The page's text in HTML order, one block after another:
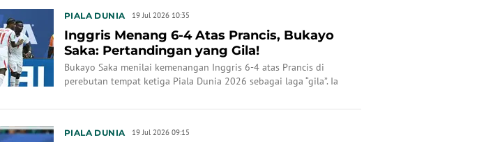
PIALA DUNIA 19 Jul 2026 10:35
Inggris Menang 6-4 Atas Prancis, Bukayo
Saka: Pertandingan yang Gila!
Bukayo Saka menilai kemenangan Inggris 6-4 atas Prancis di
perebutan tempat ketiga Piala Dunia 2026 sebagai laga “gila”. Ia
PIALA DUNIA 19 Jul 2026 09:15